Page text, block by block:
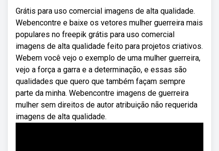
Grátis para uso comercial imagens de alta qualidade.
Webencontre e baixe os vetores mulher guerreira mais
populares no freepik grátis para uso comercial
imagens de alta qualidade feito para projetos criativos.
Webem você vejo o exemplo de uma mulher guerreira,
vejo a força a garra e a determinação, e essas são
qualidades que quero que também façam sempre
parte da minha. Webencontre imagens de guerreira
mulher sem direitos de autor atribuição não requerida
imagens de alta qualidade.